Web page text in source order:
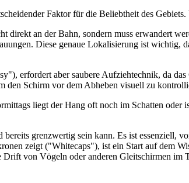
Faktor für die Beliebtheit des
an der Bahn, sondern muss erwandert
Diese genaue Lokalisierung ist wichtig,
erfordert aber saubere Aufziehtechnik, da
den Schirm vor dem Abheben visuell zu
liegt der Hang oft noch im Schatten
grenzwertig sein kann. Es ist essenziell,
zeigt ("Whitecaps"), ist ein Start auf dem
von Vögeln oder anderen Gleitschirmen im